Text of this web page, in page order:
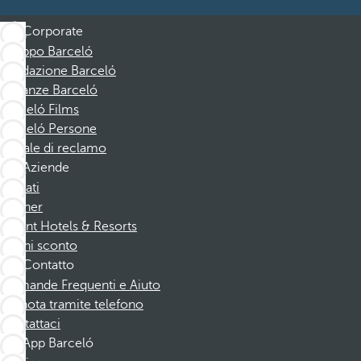
Corporate
Gruppo Barceló
Fondazione Barceló
Vacanze Barceló
Barceló Films
Barceló Persone
Canale di reclamo
Aziende
Affiliati
Partner
Dorint Hotels & Resorts
Buoni sconto
Contatto
Domande Frequenti e Aiuto
Prenota tramite telefono
Contattaci
App Barceló